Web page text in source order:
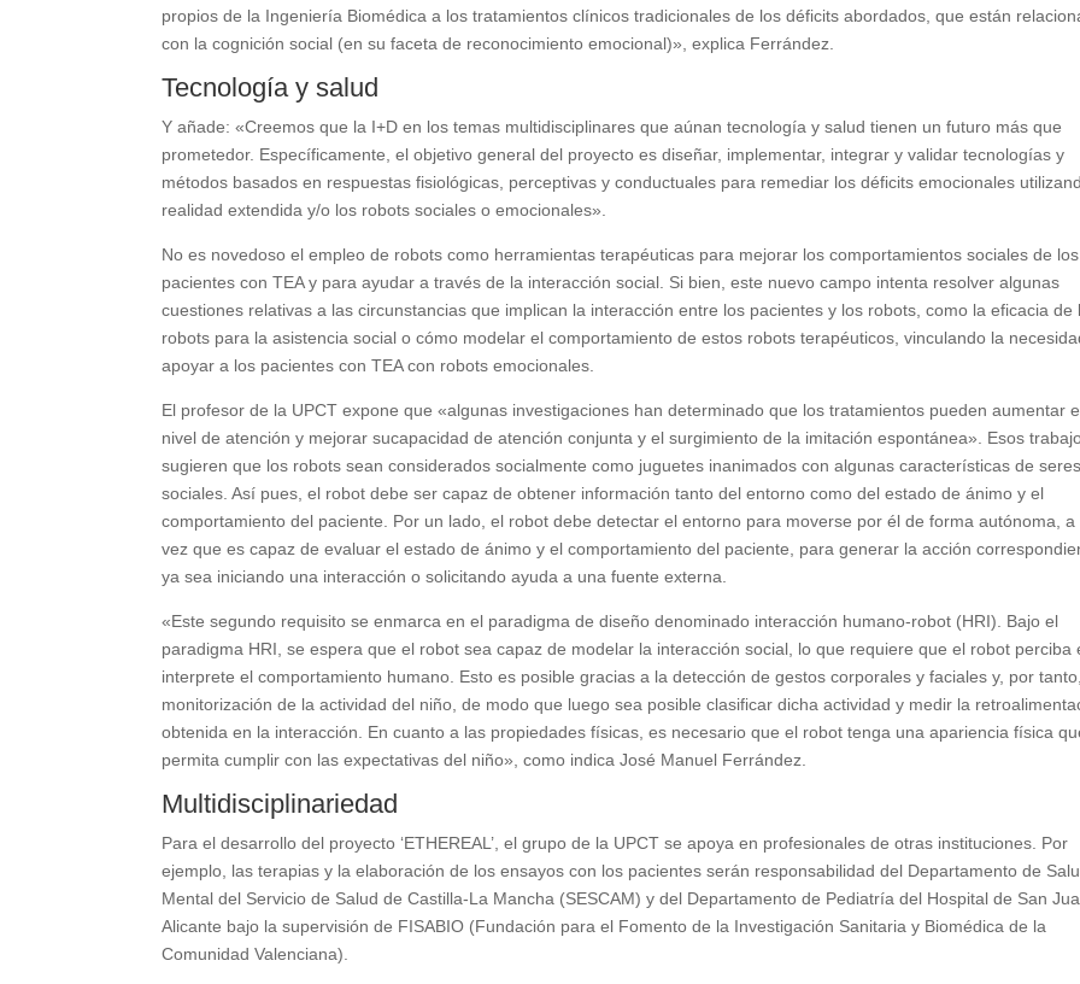
propios de la Ingeniería Biomédica a los tratamientos clínicos tradicionales de los déficits abordados, que están
con la cognición social (en su faceta de reconocimiento emocional)», explica Ferrández.
Tecnología y salud
Y añade: «Creemos que la I+D en los temas multidisciplinares que aúnan tecnología y salud tienen un futuro más que
prometedor. Específicamente, el objetivo general del proyecto es diseñar, implementar, integrar y validar tecnologías y
métodos basados en respuestas fisiológicas, perceptivas y conductuales para remediar los déficits emocionales
realidad extendida y/o los robots sociales o emocionales».
No es novedoso el empleo de robots como herramientas terapéuticas para mejorar los comportamientos sociales de los
pacientes con TEA y para ayudar a través de la interacción social. Si bien, este nuevo campo intenta resolver algunas
cuestiones relativas a las circunstancias que implican la interacción entre los pacientes y los robots, como la eficacia de
robots para la asistencia social o cómo modelar el comportamiento de estos robots terapéuticos, vinculando la
apoyar a los pacientes con TEA con robots emocionales.
El profesor de la UPCT expone que «algunas investigaciones han determinado que los tratamientos pueden aumentar
nivel de atención y mejorar sucapacidad de atención conjunta y el surgimiento de la imitación espontánea». Esos
sugieren que los robots sean considerados socialmente como juguetes inanimados con algunas características de
sociales. Así pues, el robot debe ser capaz de obtener información tanto del entorno como del estado de ánimo y el
comportamiento del paciente. Por un lado, el robot debe detectar el entorno para moverse por él de forma autónoma, a
vez que es capaz de evaluar el estado de ánimo y el comportamiento del paciente, para generar la acción
ya sea iniciando una interacción o solicitando ayuda a una fuente externa.
«Este segundo requisito se enmarca en el paradigma de diseño denominado interacción humano-robot (HRI). Bajo el
paradigma HRI, se espera que el robot sea capaz de modelar la interacción social, lo que requiere que el robot perciba
interprete el comportamiento humano. Esto es posible gracias a la detección de gestos corporales y faciales y, por
monitorización de la actividad del niño, de modo que luego sea posible clasificar dicha actividad y medir la
obtenida en la interacción. En cuanto a las propiedades físicas, es necesario que el robot tenga una apariencia física
permita cumplir con las expectativas del niño», como indica José Manuel Ferrández.
Multidisciplinariedad
Para el desarrollo del proyecto ‘ETHEREAL’, el grupo de la UPCT se apoya en profesionales de otras instituciones. Por
ejemplo, las terapias y la elaboración de los ensayos con los pacientes serán responsabilidad del Departamento de
Mental del Servicio de Salud de Castilla-La Mancha (SESCAM) y del Departamento de Pediatría del Hospital de San
Alicante bajo la supervisión de FISABIO (Fundación para el Fomento de la Investigación Sanitaria y Biomédica de la
Comunidad Valenciana).